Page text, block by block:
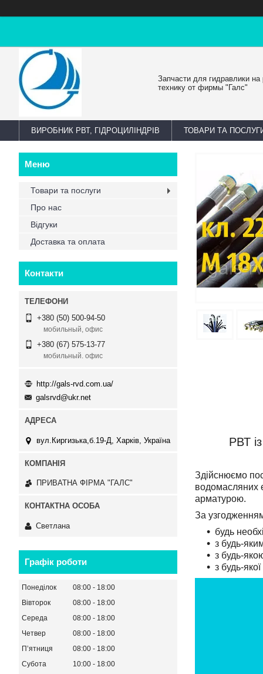
Запчасти для гидравлики
технику от фирмы "Галс"
ВИРОБНИК РВТ, ГІДРОЦИЛІНДРІВ ТОВАРИ ТА
РВТ
Здійснюємо
водомасляних
арматурою.
За
будь
з будь-
з будь-
з будь-
Товари та послуги
Про нас
Відгуки
Доставка та оплата
Контакти
+380 (50) 500-94-50
мобильный, офис
+380 (67) 575-13-77
мобильный. офис
http://gals-rvd.com.ua/
galsrvd@ukr.net
вул.Киргизька,б.19-Д, Харків, Україна
ПРИВАТНА ФІРМА "ГАЛС"
Светлана
Графік роботи
Понеділок 08:00
18:00
Вівторок
08:00
18:00
Середа
08:00
18:00
Четвер
08:00
18:00
Пʼятниця
08:00
18:00
Субота
10:00
18:00